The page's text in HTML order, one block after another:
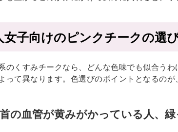
女子向けのピンクチークの選
のくすみチークなら、どんな色味でも似合う
って異なります。色選びのポイントとなるのが
の血管が黄みがかっている人、